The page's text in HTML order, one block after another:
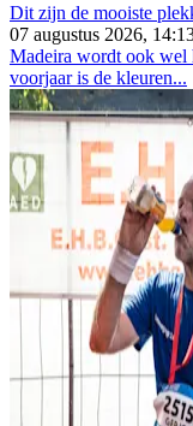
Dit zijn de mooiste
07 augustus 2026,
Madeira wordt ook wel
voorjaar is de kleuren...